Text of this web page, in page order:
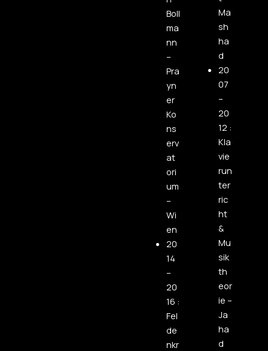
Boll
ma
nn
–
Pra
yn
er
Ko
ns
erv
at
ori
um
–
Wi
en
20
14
–
20
16 :
Fel
de
nkr
Ma
sh
ha
d
20
07
–
20
12 :
Kla
vie
run
ter
ric
ht
&
Mu
sik
th
eor
ie –
Ja
ha
d